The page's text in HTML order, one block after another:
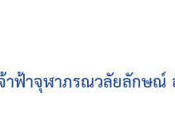
าฟ้าจุฬาภรณวลัยลักษ